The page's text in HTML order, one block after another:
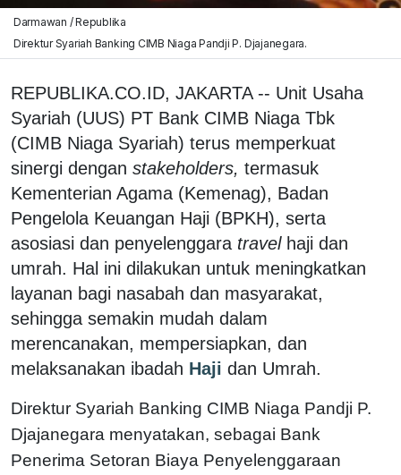
Darmawan / Republika
Direktur Syariah Banking CIMB Niaga Pandji P. Djajanegara.
REPUBLIKA.CO.ID, JAKARTA -- Unit Usaha
Syariah (UUS) PT Bank CIMB Niaga Tbk
(CIMB Niaga Syariah) terus memperkuat
sinergi dengan stakeholders, termasuk
Kementerian Agama (Kemenag), Badan
Pengelola Keuangan Haji (BPKH), serta
asosiasi dan penyelenggara travelhaji dan
umrah. Hal ini dilakukan untuk meningkatkan
layanan bagi nasabah dan masyarakat,
sehingga semakin mudah dalam
merencanakan, mempersiapkan, dan
melaksanakan ibadah Haji dan Umrah.
Direktur Syariah Banking CIMB Niaga Pandji P.
Djajanegara menyatakan, sebagai Bank
Penerima Setoran Biaya Penyelenggaraan